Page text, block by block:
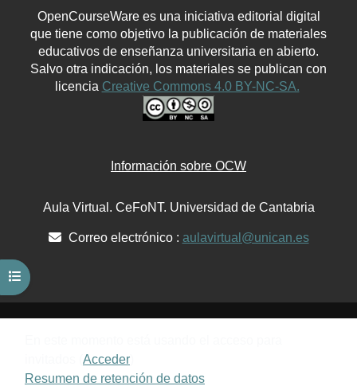
Abrir índice del curso
OpenCourseWare es una iniciativa editorial digital
que tiene como objetivo la publicación de materiales
educativos de enseñanza universitaria en abierto.
Salvo otra indicación, los materiales se publican con
licencia Creative Commons 4.0 BY-NC-SA.
Información sobre OCW
Aula Virtual. CeFoNT. Universidad de Cantabria
Correo electrónico : aulavirtual@unican.es
Acceder
Resumen de retención de datos